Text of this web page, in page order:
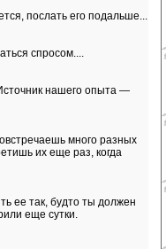
послать его подальше...
спросом....
нашего опыта —
много разных
их еще раз, когда
ее так, будто ты должен
еще сутки.